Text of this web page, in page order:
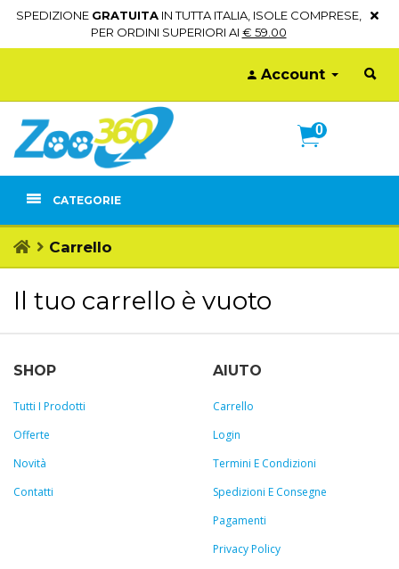
SPEDIZIONE GRATUITAIN TUTTA ITALIA, ISOLE COMPRESE,
PER ORDINI SUPERIORI AI € 59.00
Account
0
CATEGORIE
Carrello
Il tuo carrello è vuoto
SHOP
Tutti I Prodotti
Offerte
Novità
Contatti
AIUTO
Carrello
Login
Termini E Condizioni
Spedizioni E Consegne
Pagamenti
Privacy Policy